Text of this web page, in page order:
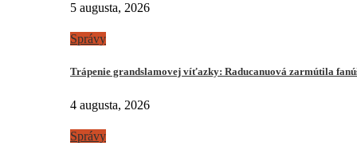
5 augusta, 2026
Správy
Trápenie grandslamovej víťazky: Raducanuová zarmútila
4 augusta, 2026
Správy